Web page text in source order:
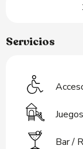
Servicios
Bar /